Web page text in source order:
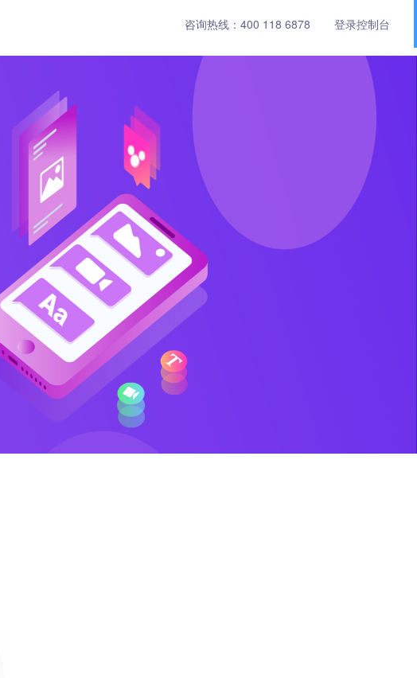
咨询热线： 400 118 6878 登录控制台